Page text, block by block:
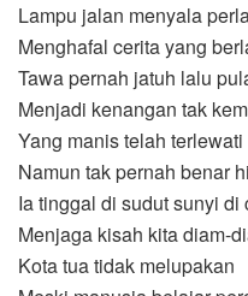
Lampu jalan menyala
Menghafal cerita yang
Tawa pernah jatuh lalu
Menjadi kenangan tak
Yang manis telah terlewati
Namun tak pernah benar
Ia tinggal di sudut sunyi
Menjaga kisah kita diam-
Kota tua tidak melupakan